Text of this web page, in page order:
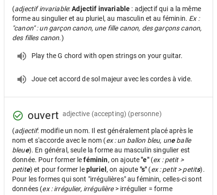
(adjectif invariable:Adjectif invariable : adjectif qui a la même
forme au singulier et au pluriel, au masculin et au féminin. Ex :
"canon" : un garçon canon, une fille canon, des garçons canon,
des filles canon.)
Play the G chord with open strings on your guitar.
Joue cet accord de sol majeur avec les cordes à vide.
ouvert adjective (accepting) (personne)
(adjectif: modifie un nom. Il est généralement placé après le
nom et s'accorde avec le nom (ex : un ballon bleu, uneballe
bleue). En général, seule la forme au masculin singulier est
donnée. Pour former leféminin, on ajoute"e"(ex : petit >
petite) et pour former lepluriel , on ajoute "s" (ex : petit > petits).
Pour les formes qui sont "irrégulières" au féminin, celles-ci sont
données (ex : irrégulier, irrégulière> irrégulier = forme